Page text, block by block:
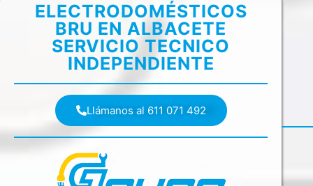
ELECTRODOMÉSTICOS
BRU EN ALBACETE
SERVICIO TECNICO
INDEPENDIENTE
Llámanos al 611 071 492